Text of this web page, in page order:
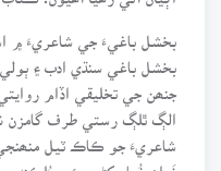
بخشل باغيءَ جي شاعريءَ ۾
بخشل باغي سنڌي ادب ۽
جنھن جي تخليقي اڏام
الڳ ٿلڳ رستي طرف گامزن
شاعريءَ جو ڪاڪ ٽيل
نَوان خُمار کڻي پئي ڇُلڪندو